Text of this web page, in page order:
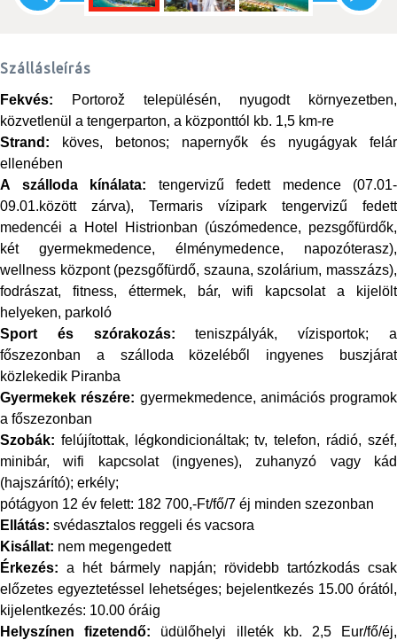
Szállásleírás
Fekvés: Portorož településén, nyugodt környezetben,
közvetlenül a tengerparton, a központtól kb. 1,5 km-re
Strand: köves, betonos; napernyők és nyugágyak felár
ellenében
A szálloda kínálata: tengervizű fedett medence (07.01-
09.01.között zárva), Termaris vízipark tengervizű fedett
medencéi a Hotel Histrionban (úszómedence, pezsgőfürdők,
két gyermekmedence, élménymedence, napozóterasz),
wellness központ (pezsgőfürdő, szauna, szolárium, masszázs),
fodrászat, fitness, éttermek, bár, wifi kapcsolat a kijelölt
helyeken, parkoló
Sport és szórakozás: teniszpályák, vízisportok; a
főszezonban a szálloda közeléből ingyenes buszjárat
közlekedik Piranba
Gyermekek részére: gyermekmedence, animációs programok
a főszezonban
Szobák: felújítottak, légkondicionáltak; tv, telefon, rádió, széf,
minibár, wifi kapcsolat (ingyenes), zuhanyzó vagy kád
(hajszárító); erkély;
pótágyon 12 év felett: 182 700,-Ft/fő/7 éj minden szezonban
Ellátás: svédasztalos reggeli és vacsora
Kisállat: nem megengedett
Érkezés: a hét bármely napján; rövidebb tartózkodás csak
előzetes egyeztetéssel lehetséges; bejelentkezés 15.00 órától,
kijelentkezés: 10.00 óráig
Helyszínen fizetendő: üdülőhelyi illeték kb. 2,5 Eur/fő/éj,